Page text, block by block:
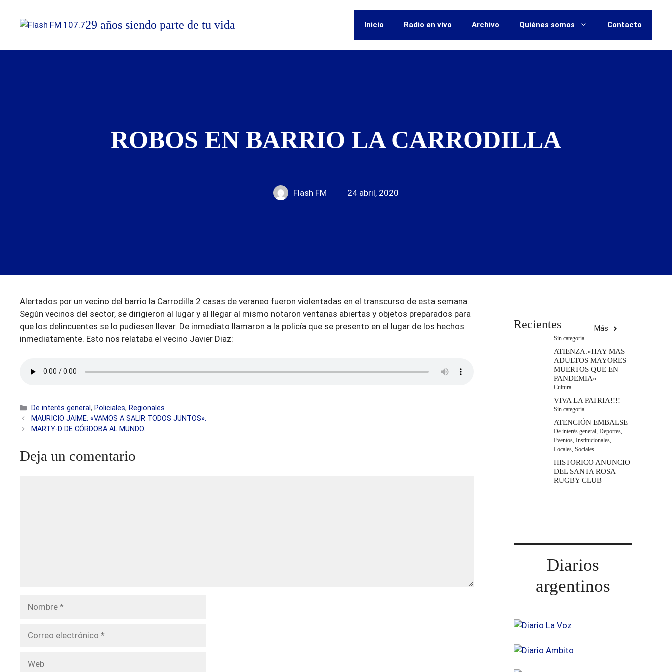
contenido
29 años siendo parte de tu vida Inicio Radio en vivo Archivo Quiénes somos Contacto
ROBOS EN BARRIO LA CARRODILLA
Flash FM 24 abril, 2020
Alertados por un vecino del barrio la Carrodilla 2 casas de veraneo fueron violentadas en el transcurso de esta semana.
Según vecinos del sector, se dirigieron al lugar y al llegar al mismo notaron ventanas abiertas y objetos preparados para
que los delincuentes se lo pudiesen llevar. De inmediato llamaron a la policía que se presento en el lugar de los hechos
inmediatamente. Esto nos relataba el vecino Javier Diaz:
Categorías
De interés general, Policiales, Regionales
MAURICIO JAIME: «VAMOS A SALIR TODOS JUNTOS».
MARTY-D DE CÓRDOBA AL MUNDO.
Deja un comentario
electrónico
Recientes Más
Sin categoría
ATIENZA.»HAY MAS
ADULTOS MAYORES
MUERTOS QUE EN
PANDEMIA»
Cultura
VIVA LA PATRIA!!!!
Sin categoría
ATENCIÓN EMBALSE
De interés general, Deportes,
Eventos, Institucionales,
Locales, Sociales
HISTORICO ANUNCIO
DEL SANTA ROSA
RUGBY CLUB
Diarios
argentinos